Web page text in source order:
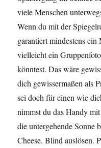
viele Menschen
Wenn du mit der
garantiert mindestens
vielleicht ein
könntest. Das wäre
dich gewissermaßen als
sei doch für einen wie
nimmst du das Handy
die untergehende Sonne
Cheese. Blind auslösen.